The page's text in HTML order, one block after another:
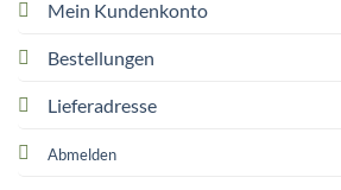
Mein Kundenkonto
Bestellungen
Lieferadresse
Abmelden